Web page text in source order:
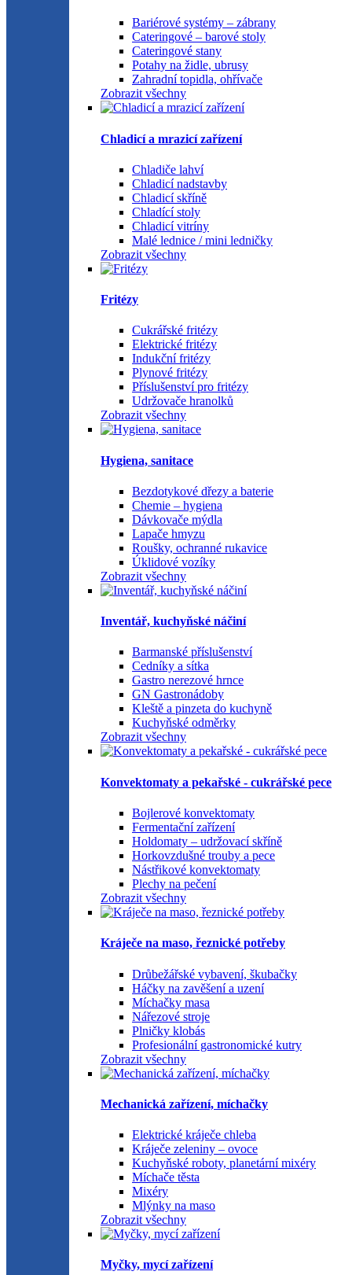
Bariérové systémy – zábrany
Cateringové – barové stoly
Cateringové stany
Potahy na židle, ubrusy
Zahradní topidla, ohřívače
Zobrazit všechny
Chladicí a mrazicí zařízení
Chladiče lahví
Chladicí nadstavby
Chladicí skříně
Chladící stoly
Chladicí vitríny
Malé lednice / mini ledničky
Zobrazit všechny
Fritézy
Cukrářské fritézy
Elektrické fritézy
Indukční fritézy
Plynové fritézy
Příslušenství pro fritézy
Udržovače hranolků
Zobrazit všechny
Hygiena, sanitace
Bezdotykové dřezy a baterie
Chemie – hygiena
Dávkovače mýdla
Lapače hmyzu
Roušky, ochranné rukavice
Úklidové vozíky
Zobrazit všechny
Inventář, kuchyňské náčiní
Barmanské příslušenství
Cedníky a sítka
Gastro nerezové hrnce
GN Gastronádoby
Kleště a pinzeta do kuchyně
Kuchyňské odměrky
Zobrazit všechny
Konvektomaty a pekařské - cukrářské pece
Bojlerové konvektomaty
Fermentační zařízení
Holdomaty – udržovací skříně
Horkovzdušné trouby a pece
Nástřikové konvektomaty
Plechy na pečení
Zobrazit všechny
Kráječe na maso, řeznické potřeby
Drůbežářské vybavení, škubačky
Háčky na zavěšení a uzení
Míchačky masa
Nářezové stroje
Plničky klobás
Profesionální gastronomické kutry
Zobrazit všechny
Mechanická zařízení, míchačky
Elektrické kráječe chleba
Kráječe zeleniny – ovoce
Kuchyňské roboty, planetární mixéry
Míchače těsta
Mixéry
Mlýnky na maso
Zobrazit všechny
Myčky, mycí zařízení